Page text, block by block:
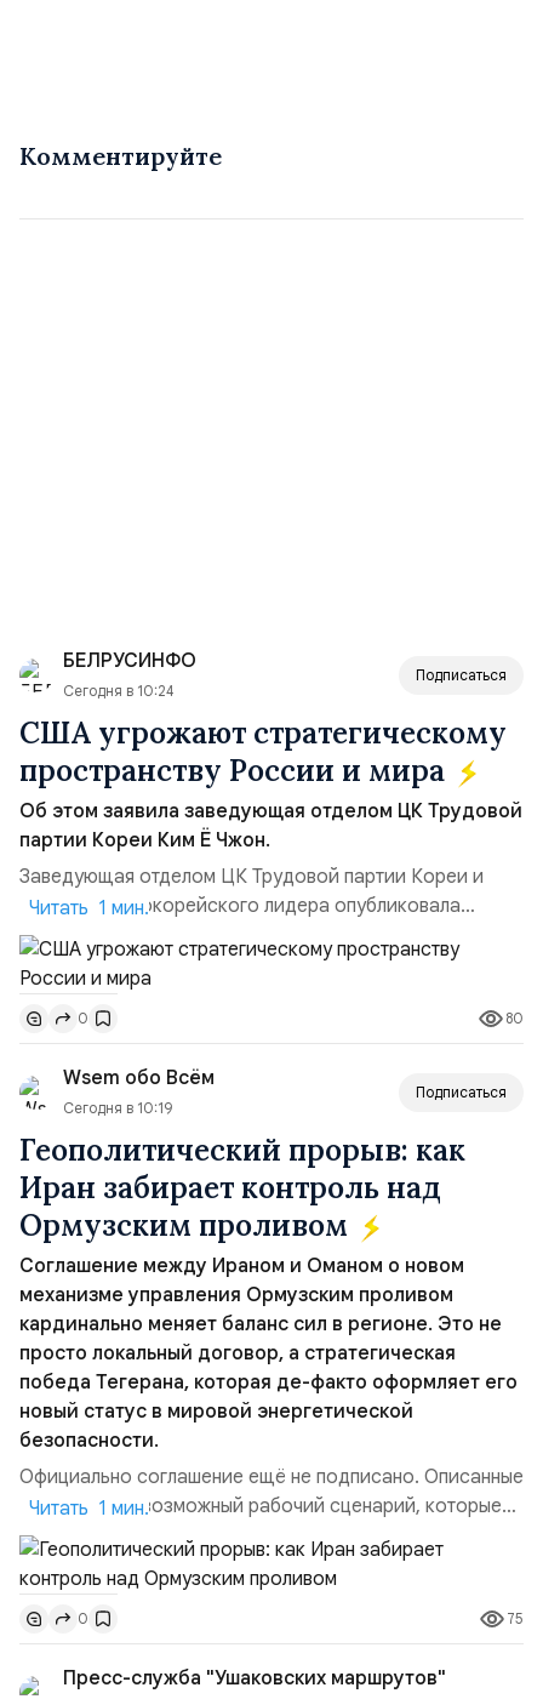
Комментируйте
БЕЛРУСИНФО
Сегодня в 10:24
Подписаться
США угрожают стратегическому
пространству России и мира
Об этом заявила заведующая отделом ЦК Трудовой
партии Кореи Ким Ё Чжон.
Заведующая отделом ЦК Трудовой партии Кореи и
сестра северокорейского лидера опубликовала
заявление для прессы в ответ на проведение Токио
совместных с флотом США запусков крылатых ракет
Томагавк.«Япония отбросила обманчивую видимость
„исключительно оборонительной страны“ и выносит
вопрос о собственном ядерном вооружении на
всеобщее обозрение, одновреме...
Читать 1 мин.
0 80
Wsem обо Всём
Сегодня в 10:19
Подписаться
Геополитический прорыв: как
Иран забирает контроль над
Ормузским проливом
Соглашение между Ираном и Оманом о новом
механизме управления Ормузским проливом
кардинально меняет баланс сил в регионе. Это не
просто локальный договор, а стратегическая
победа Тегерана, которая де-факто оформляет его
новый статус в мировой энергетической
безопасности.
Официально соглашение ещё не подписано. Описанные
пункты — это возможный рабочий сценарий, которые
скорее всего будут реализованы.Разбираем ключевые
тезисы и последствия этого соглашения:. 1. Новые
доли контроля (75 на 25). Было: Ранее Иран и Оман
контролировали пролив на паритетных началах —
50/50. Стало: Новое соглашение закрепляет за
Ираном...
Читать 1 мин.
0 75
Пресс-служба "Ушаковских маршрутов"